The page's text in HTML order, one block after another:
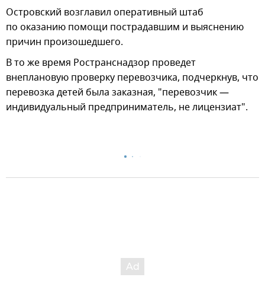
Островский возглавил оперативный штаб
по оказанию помощи пострадавшим и выяснению
причин произошедшего.
В то же время Ространснадзор проведет
внеплановую проверку перевозчика, подчеркнув, что
перевозка детей была заказная, "перевозчик —
индивидуальный предприниматель, не лицензиат".